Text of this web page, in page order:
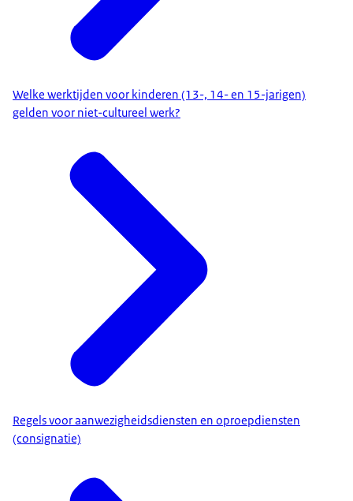
Welke werktijden voor kinderen (13-, 14- en 15-jarigen)
gelden voor niet-cultureel werk?
Regels voor aanwezigheidsdiensten en oproepdiensten
(consignatie)